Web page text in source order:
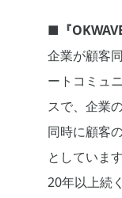
■『
企業が顧客
ートコミュ
スで、企業
同時に顧客
としています
20年以上続